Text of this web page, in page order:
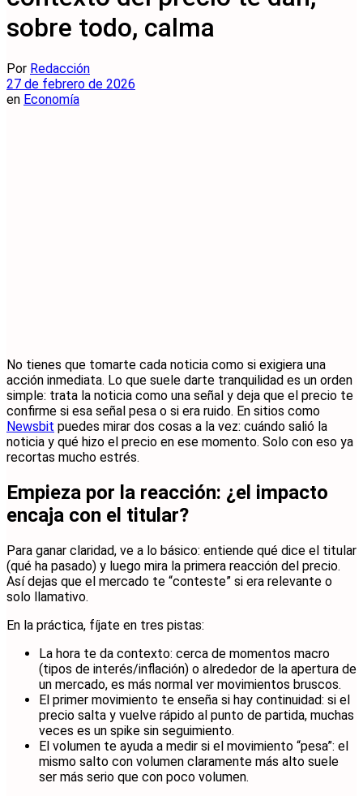
sobre todo, calma
Por Redacción
27 de febrero de 2026
en Economía
No tienes que tomarte cada noticia como si exigiera una
acción inmediata. Lo que suele darte tranquilidad es un orden
simple: trata la noticia como una señal y deja que el precio te
confirme si esa señal pesa o si era ruido. En sitios como
Newsbit puedes mirar dos cosas a la vez: cuándo salió la
noticia y qué hizo el precio en ese momento. Solo con eso ya
recortas mucho estrés.
Empieza por la reacción: ¿el impacto
encaja con el titular?
Para ganar claridad, ve a lo básico: entiende qué dice el titular
(qué ha pasado) y luego mira la primera reacción del precio.
Así dejas que el mercado te “conteste” si era relevante o
solo llamativo.
En la práctica, fíjate en tres pistas:
La hora te da contexto: cerca de momentos macro
(tipos de interés/inflación) o alrededor de la apertura de
un mercado, es más normal ver movimientos bruscos.
El primer movimiento te enseña si hay continuidad: si el
precio salta y vuelve rápido al punto de partida, muchas
veces es un spike sin seguimiento.
El volumen te ayuda a medir si el movimiento “pesa”: el
mismo salto con volumen claramente más alto suele
ser más serio que con poco volumen.